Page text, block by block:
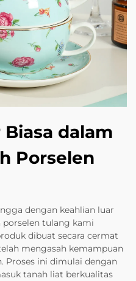
dalam
Porselen
dengan keahlian luar
tulang kami
dibuat secara cermat
mengasah kemampuan
Proses ini dimulai dengan
tanah liat berkualitas